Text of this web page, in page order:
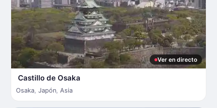
Ver en directo
Castillo de Osaka
Osaka, Japón, Asia